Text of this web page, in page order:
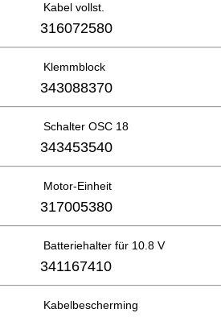
Kabel vollst.
316072580
Klemmblock
343088370
Schalter OSC 18
343453540
Motor-Einheit
317005380
Batteriehalter für 10.8 V
341167410
Kabelbescherming